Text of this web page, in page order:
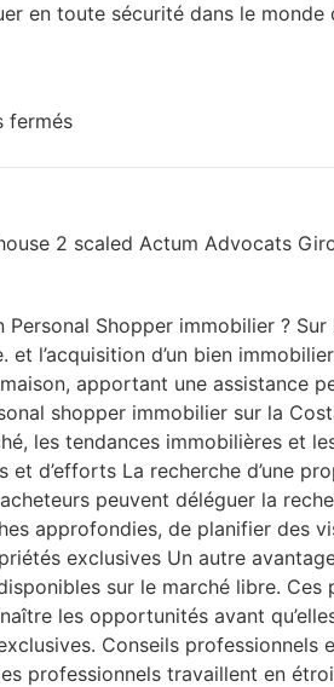
en toute sécurité dans le
fermés
Personal Shopper immobilier ?
l’acquisition d’un bien
apportant une assistance
shopper immobilier sur la
les tendances immobilières et
d’efforts La recherche d’une
peuvent déléguer la
approfondies, de planifier des
exclusives Un autre
sur le marché libre.
les opportunités avant
Conseils
professionnels travaillent en